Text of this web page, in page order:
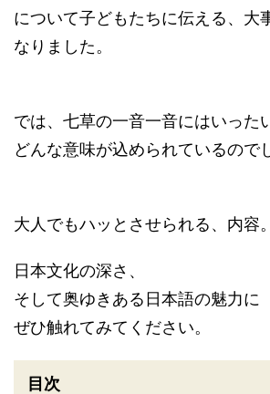
について子どもたちに伝える、大
なりました。
では、七草の一音一音にはいった
どんな意味が込められているので
大人でもハッとさせられる、内容。
日本文化の深さ、
そして奥ゆきある日本語の魅力に
ぜひ触れてみてください。
目次